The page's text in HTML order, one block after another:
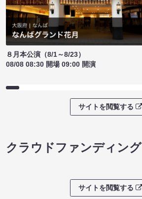
８月本公演（8/1～8/23）
08/08 08:30 開場 09:00 開演
サイトを閲覧する
クラウドファンディング
サイトを閲覧する